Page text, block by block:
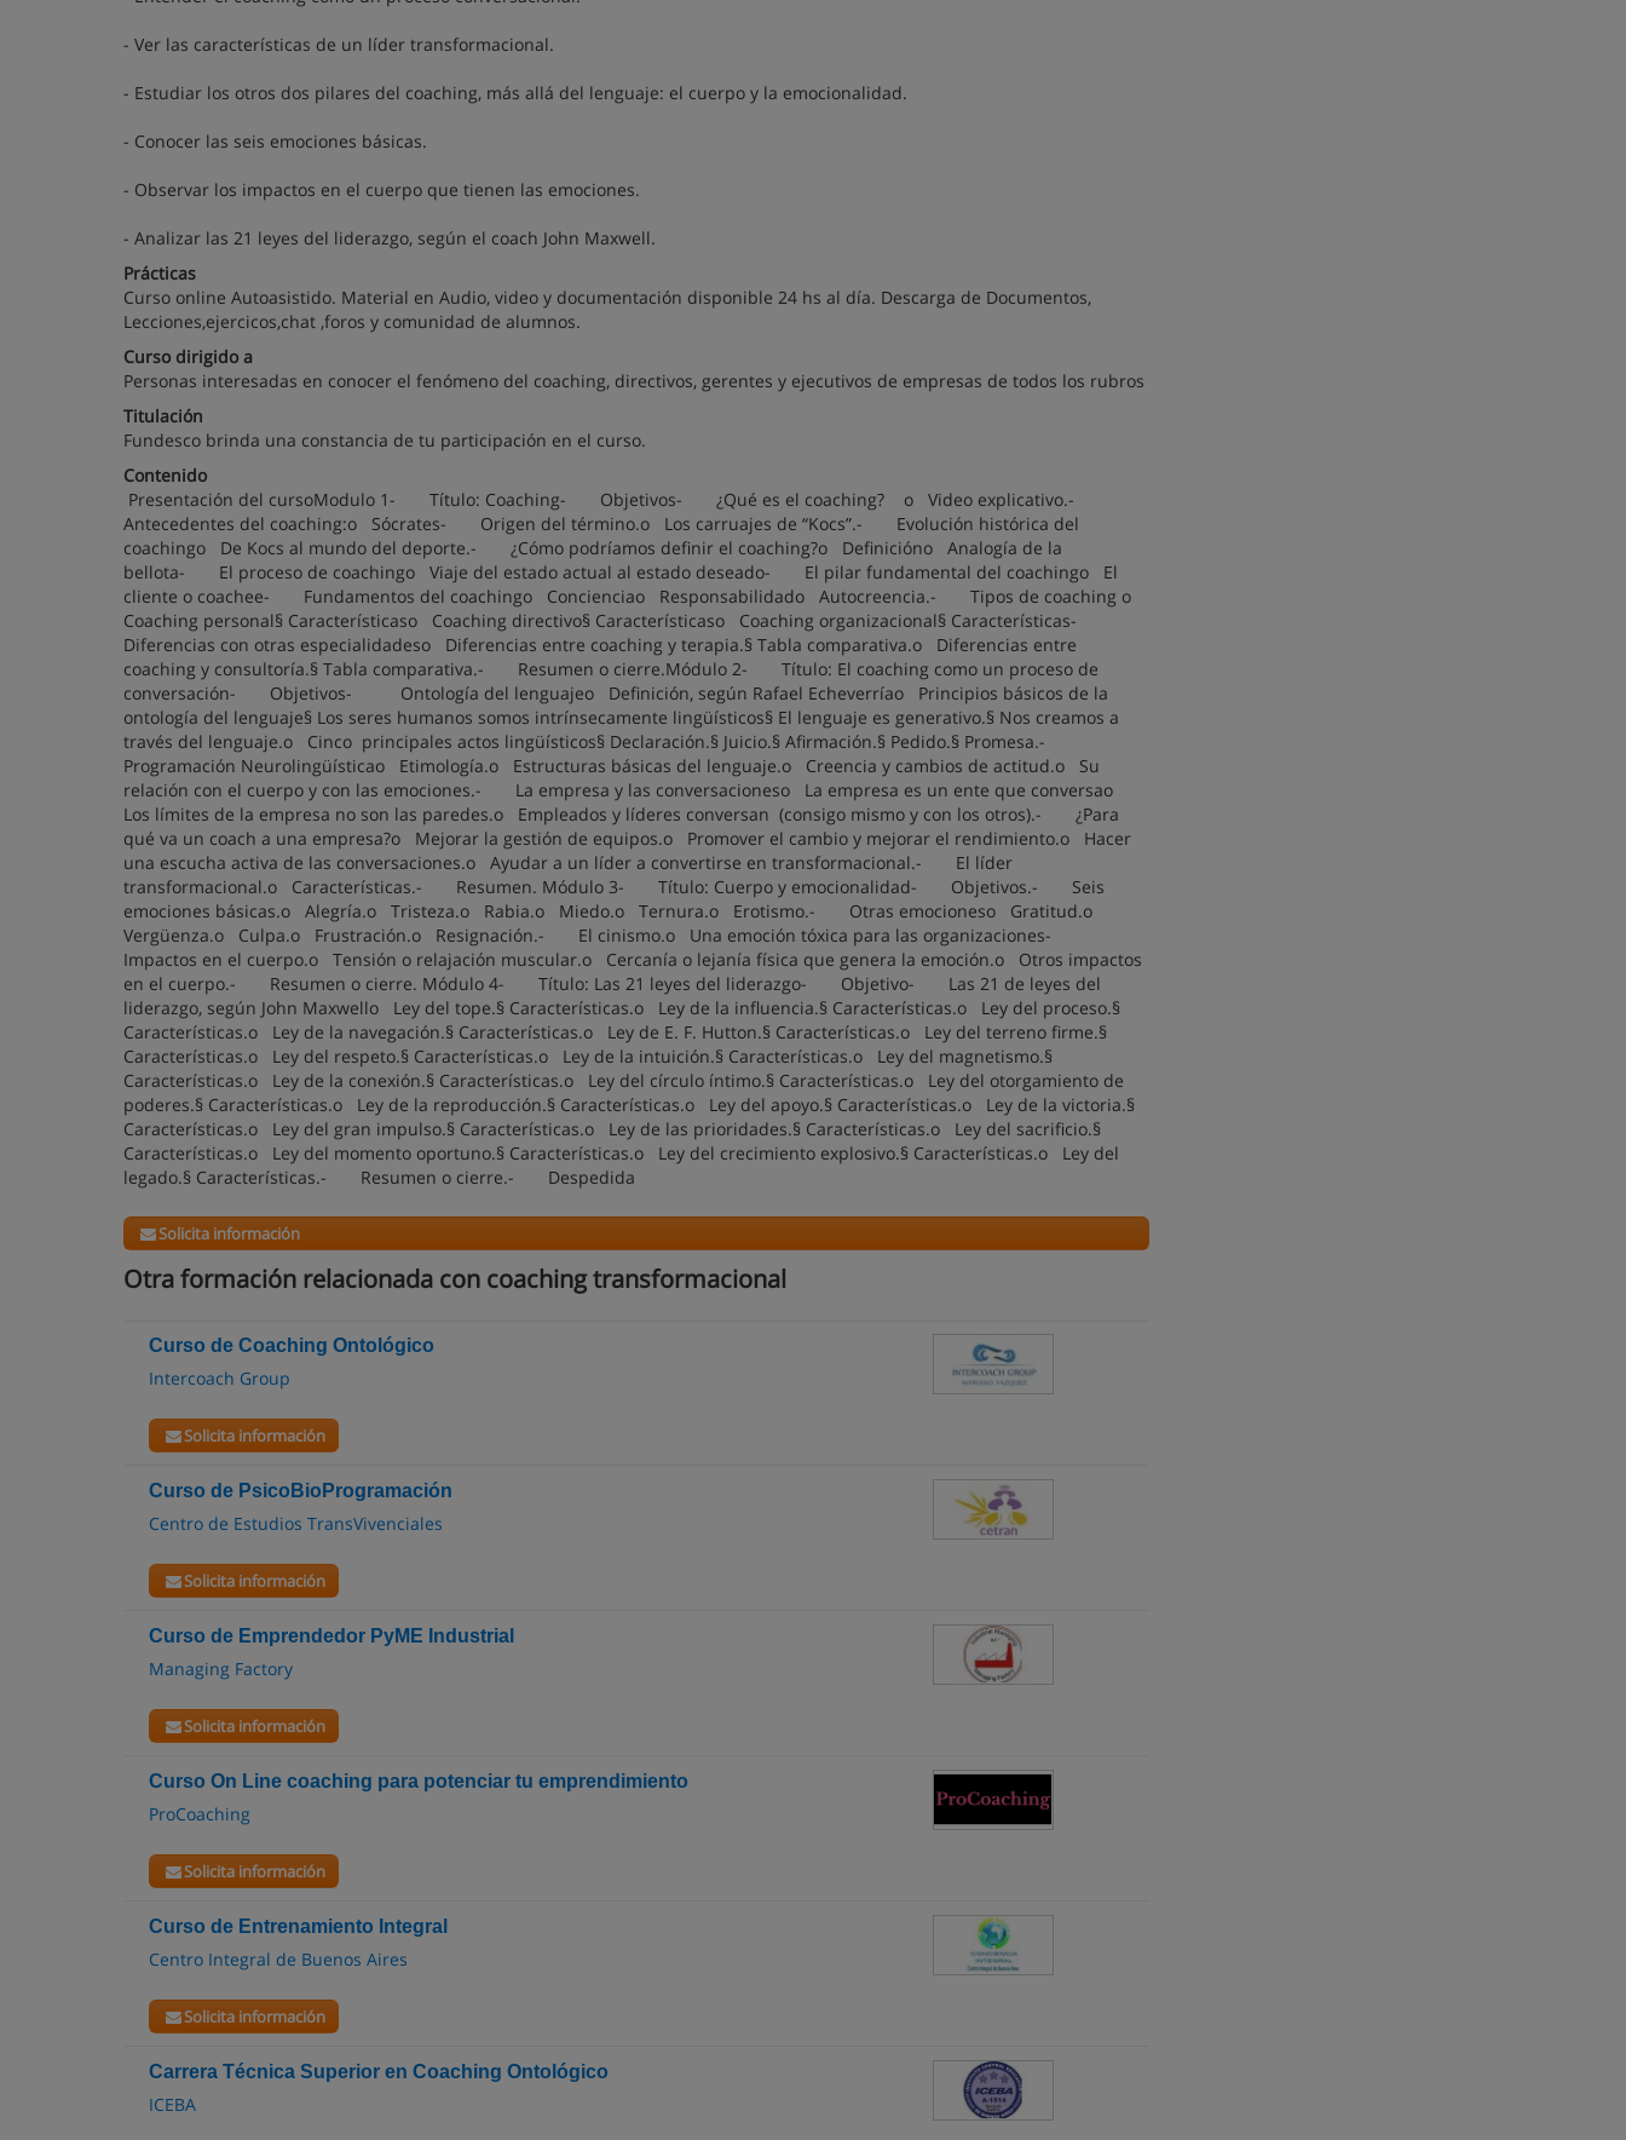
- Ver las características de un líder transformacional.
- Estudiar los otros dos pilares del coaching, más allá del lenguaje: el cuerpo y la emocionalidad.
- Conocer las seis emociones básicas.
- Observar los impactos en el cuerpo que tienen las emociones.
- Analizar las 21 leyes del liderazgo, según el coach John Maxwell.
Prácticas
Curso online Autoasistido. Material en Audio, video y documentación disponible 24 hs al día. Descarga de Documentos,
Lecciones,ejercicos,chat ,foros y comunidad de alumnos.
Curso dirigido a
Personas interesadas en conocer el fenómeno del coaching, directivos, gerentes y ejecutivos de empresas de todos los rubros
Titulación
Fundesco brinda una constancia de tu participación en el curso.
Contenido
Presentación del cursoModulo 1- Título: Coaching- Objetivos- ¿Qué es el coaching? o Video explicativo.-
Antecedentes del coaching:o Sócrates- Origen del término.o Los carruajes de “Kocs”.- Evolución histórica del
coachingo De Kocs al mundo del deporte.- ¿Cómo podríamos definir el coaching?o Definicióno Analogía de la
bellota- El proceso de coachingo Viaje del estado actual al estado deseado- El pilar fundamental del coachingo El
cliente o coachee- Fundamentos del coachingo Concienciao Responsabilidado Autocreencia.- Tipos de coaching o
Coaching personal§ Característicaso Coaching directivo§ Característicaso Coaching organizacional§ Características-
Diferencias con otras especialidadeso Diferencias entre coaching y terapia.§ Tabla comparativa.o Diferencias entre
coaching y consultoría.§ Tabla comparativa.- Resumen o cierre.Módulo 2- Título: El coaching como un proceso de
conversación- Objetivos- Ontología del lenguajeo Definición, según Rafael Echeverríao Principios básicos de la
ontología del lenguaje§ Los seres humanos somos intrínsecamente lingüísticos§ El lenguaje es generativo.§ Nos creamos a
través del lenguaje.o Cinco principales actos lingüísticos§ Declaración.§ Juicio.§ Afirmación.§ Pedido.§ Promesa.-
Programación Neurolingüísticao Etimología.o Estructuras básicas del lenguaje.o Creencia y cambios de actitud.o Su
relación con el cuerpo y con las emociones.- La empresa y las conversacioneso La empresa es un ente que conversao
Los límites de la empresa no son las paredes.o Empleados y líderes conversan (consigo mismo y con los otros).- ¿Para
qué va un coach a una empresa?o Mejorar la gestión de equipos.o Promover el cambio y mejorar el rendimiento.o Hacer
una escucha activa de las conversaciones.o Ayudar a un líder a convertirse en transformacional.- El líder
transformacional.o Características.- Resumen. Módulo 3- Título: Cuerpo y emocionalidad- Objetivos.- Seis
emociones básicas.o Alegría.o Tristeza.o Rabia.o Miedo.o Ternura.o Erotismo.- Otras emocioneso Gratitud.o
Vergüenza.o Culpa.o Frustración.o Resignación.- El cinismo.o Una emoción tóxica para las organizaciones-
Impactos en el cuerpo.o Tensión o relajación muscular.o Cercanía o lejanía física que genera la emoción.o Otros impactos
en el cuerpo.- Resumen o cierre. Módulo 4- Título: Las 21 leyes del liderazgo- Objetivo- Las 21 de leyes del
liderazgo, según John Maxwello Ley del tope.§ Características.o Ley de la influencia.§ Características.o Ley del proceso.§
Características.o Ley de la navegación.§ Características.o Ley de E. F. Hutton.§ Características.o Ley del terreno firme.§
Características.o Ley del respeto.§ Características.o Ley de la intuición.§ Características.o Ley del magnetismo.§
Características.o Ley de la conexión.§ Características.o Ley del círculo íntimo.§ Características.o Ley del otorgamiento de
poderes.§ Características.o Ley de la reproducción.§ Características.o Ley del apoyo.§ Características.o Ley de la victoria.§
Características.o Ley del gran impulso.§ Características.o Ley de las prioridades.§ Características.o Ley del sacrificio.§
Características.o Ley del momento oportuno.§ Características.o Ley del crecimiento explosivo.§ Características.o Ley del
legado.§ Características.- Resumen o cierre.- Despedida
Solicita información
Otra formación relacionada con coaching transformacional
Curso de Coaching Ontológico
Intercoach Group
Solicita información
Curso de PsicoBioProgramación
Centro de Estudios TransVivenciales
Solicita información
Curso de Emprendedor PyME Industrial
Managing Factory
Solicita información
Curso On Line coaching para potenciar tu emprendimiento
ProCoaching
Solicita información
Curso de Entrenamiento Integral
Centro Integral de Buenos Aires
Solicita información
Carrera Técnica Superior en Coaching Ontológico
ICEBA